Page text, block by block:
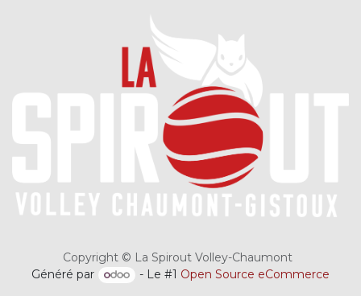
Copyright © La Spirout Volley-Chaumont
Généré par
- Le #1 Open Source eCommerce